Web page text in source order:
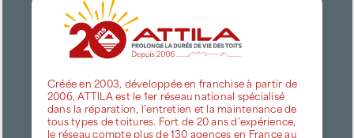
Créée en 2003, développée en franchise à partir de
2006, ATTILA est le 1er réseau national spécialisé
dans la réparation, l’entretien et la maintenance de
tous types de toitures. Fort de 20 ans d’expérience,
le réseau compte plus de 130 agences en France au